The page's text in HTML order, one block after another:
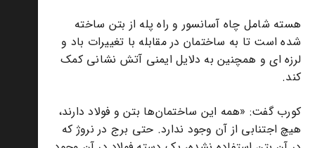
هسته شامل چاه آسانسور و راه پله از بتن ساخته
شده است تا به ساختمان در مقابله با تغییرات باد و
لرزه ای و همچنین به دلایل ایمنی آتش نشانی کمک
کند.
کورب گفت: «همه این ساختمان‌ها بتن و فولاد دارند،
هیچ اجتنابی از آن وجود ندارد. حتی برج در نروژ که